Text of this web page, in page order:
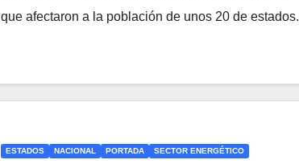
que afectaron a la población de unos 20 de estados.
ESTADOS NACIONAL PORTADA SECTOR ENERGÉTICO